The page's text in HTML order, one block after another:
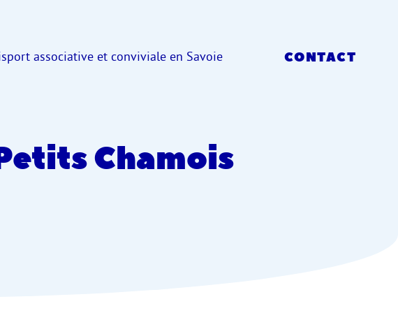
associative et conviviale en Savoie CONTACT
Chamois